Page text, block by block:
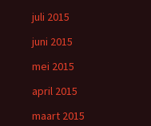
juli 2015
juni 2015
mei 2015
april 2015
maart 2015